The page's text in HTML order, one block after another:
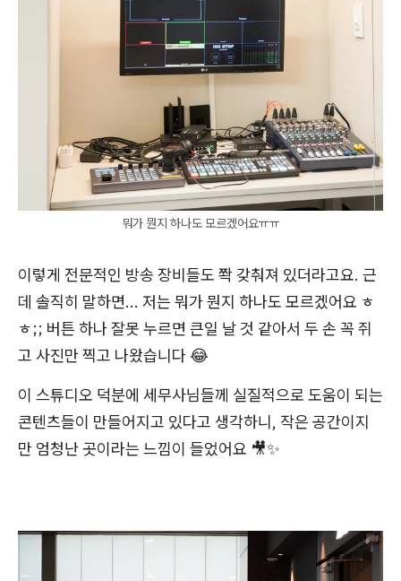
뭐가 뭔지 하나도 모르겠어요ㅠㅠ
이렇게 전문적인 방송 장비들도 쫙 갖춰져 있더라고요. 근
데 솔직히 말하면... 저는 뭐가 뭔지 하나도 모르겠어요 ㅎ
ㅎ;; 버튼 하나 잘못 누르면 큰일 날 것 같아서 두 손 꼭 쥐
고 사진만 찍고 나왔습니다 😂
이 스튜디오 덕분에 세무사님들께 실질적으로 도움이 되는
콘텐츠들이 만들어지고 있다고 생각하니, 작은 공간이지
만 엄청난 곳이라는 느낌이 들었어요 🎥✨